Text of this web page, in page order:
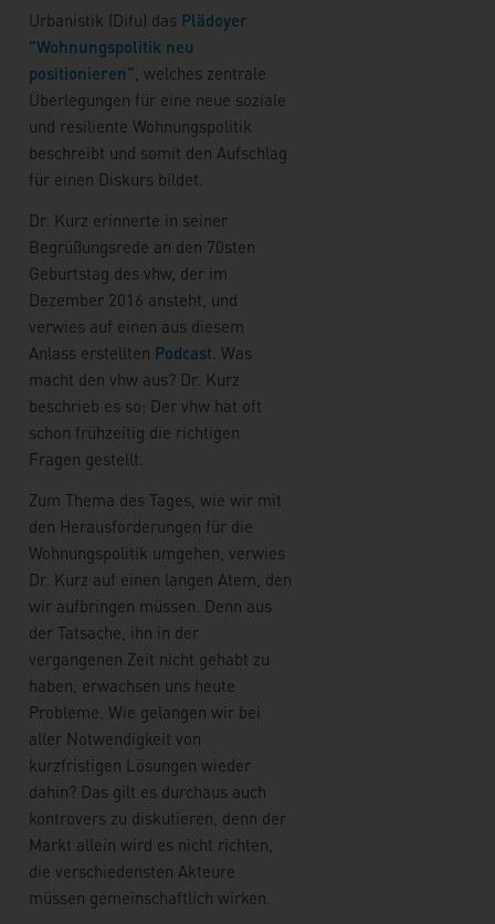
Urbanistik (Difu) das Plädoyer
"Wohnungspolitik neu
positionieren", welches zentrale
Überlegungen für eine neue soziale
und resiliente Wohnungspolitik
beschreibt und somit den Aufschlag
für einen Diskurs bildet.
Dr. Kurz erinnerte in seiner
Begrüßungsrede an den 70sten
Geburtstag des vhw, der im
Dezember 2016 ansteht, und
verwies auf einen aus diesem
Anlass erstellten Podcast. Was
macht den vhw aus? Dr. Kurz
beschrieb es so: Der vhw hat oft
schon frühzeitig die richtigen
Fragen gestellt.
Zum Thema des Tages, wie wir mit
den Herausforderungen für die
Wohnungspolitik umgehen, verwies
Dr. Kurz auf einen langen Atem, den
wir aufbringen müssen. Denn aus
der Tatsache, ihn in der
vergangenen Zeit nicht gehabt zu
haben, erwachsen uns heute
Probleme. Wie gelangen wir bei
aller Notwendigkeit von
kurzfristigen Lösungen wieder
dahin? Das gilt es durchaus auch
kontrovers zu diskutieren, denn der
Markt allein wird es nicht richten,
die verschiedensten Akteure
müssen gemeinschaftlich wirken.